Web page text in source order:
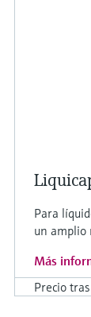
Para
un amplio
Más
Precio tras